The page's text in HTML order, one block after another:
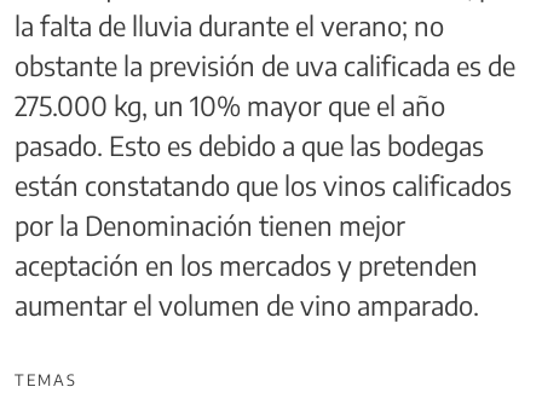
la falta de lluvia durante el verano; no
obstante la previsión de uva calificada es de
275.000 kg, un 10% mayor que el año
pasado. Esto es debido a que las bodegas
están constatando que los vinos calificados
por la Denominación tienen mejor
aceptación en los mercados y pretenden
aumentar el volumen de vino amparado.
TEMAS